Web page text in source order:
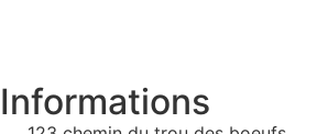
Informations